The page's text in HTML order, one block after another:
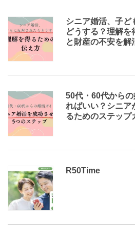
シニア婚活、子ど
どうする？理解を
と財産の不安を解
50代・60代から
ればいい？シニア
るためのステップ
R50Time